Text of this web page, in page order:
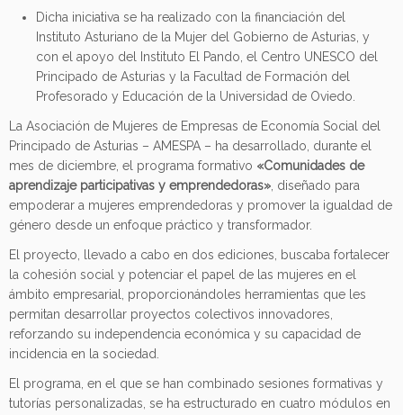
Dicha iniciativa se ha realizado con la financiación del
Instituto Asturiano de la Mujer del Gobierno de Asturias, y
con el apoyo del Instituto El Pando, el Centro UNESCO del
Principado de Asturias y la Facultad de Formación del
Profesorado y Educación de la Universidad de Oviedo.
La Asociación de Mujeres de Empresas de Economía Social del
Principado de Asturias – AMESPA – ha desarrollado, durante el
mes de diciembre, el programa formativo «Comunidades de
aprendizaje participativas y emprendedoras» , diseñado para
empoderar a mujeres emprendedoras y promover la igualdad de
género desde un enfoque práctico y transformador.
El proyecto, llevado a cabo en dos ediciones, buscaba fortalecer
la cohesión social y potenciar el papel de las mujeres en el
ámbito empresarial, proporcionándoles herramientas que les
permitan desarrollar proyectos colectivos innovadores,
reforzando su independencia económica y su capacidad de
incidencia en la sociedad.
El programa, en el que se han combinado sesiones formativas y
tutorías personalizadas, se ha estructurado en cuatro módulos en